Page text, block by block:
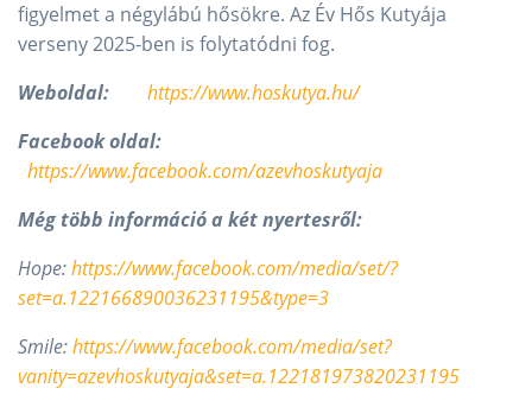
figyelmet a négylábú hősökre. Az Év Hős Kutyája
verseny 2025-ben is folytatódni fog.
Weboldal: https://www.hoskutya.hu/
Facebook oldal:
https://www.facebook.com/azevhoskutyaja
Még több információ a két nyertesről:
Hope:https://www.facebook.com/media/set/?
set=a.122166890036231195&type=3
Smile:https://www.facebook.com/media/set?
vanity=azevhoskutyaja&set=a.122181973820231195